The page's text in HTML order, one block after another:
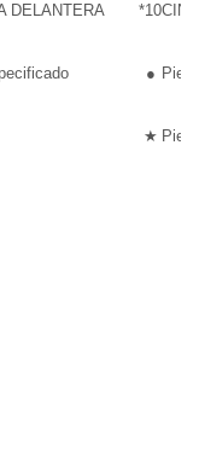
DELANTERA *10
●
★